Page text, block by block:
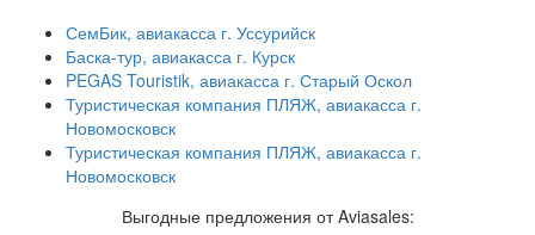
СемБик, авиакасса г. Уссурийск
Баска-тур, авиакасса г. Курск
PEGAS Touristik, авиакасса г. Старый Оскол
Туристическая компания ПЛЯЖ, авиакасса г.
Новомосковск
Туристическая компания ПЛЯЖ, авиакасса г.
Новомосковск
Выгодные предложения от Aviasales: